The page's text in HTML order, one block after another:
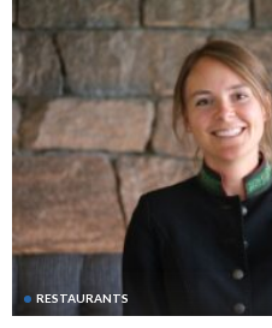
RESTAURANTS